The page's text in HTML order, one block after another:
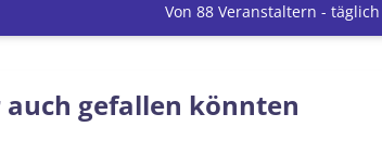
Von 88 Veranstaltern -
auch gefallen könnten